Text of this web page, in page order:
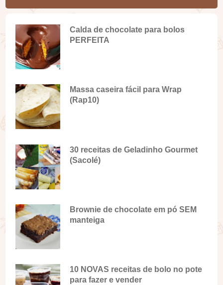
Calda de chocolate para bolos
PERFEITA
Massa caseira fácil para Wrap
(Rap10)
30 receitas de Geladinho Gourmet
(Sacolé)
Brownie de chocolate em pó SEM
manteiga
10 NOVAS receitas de bolo no pote
para fazer e vender